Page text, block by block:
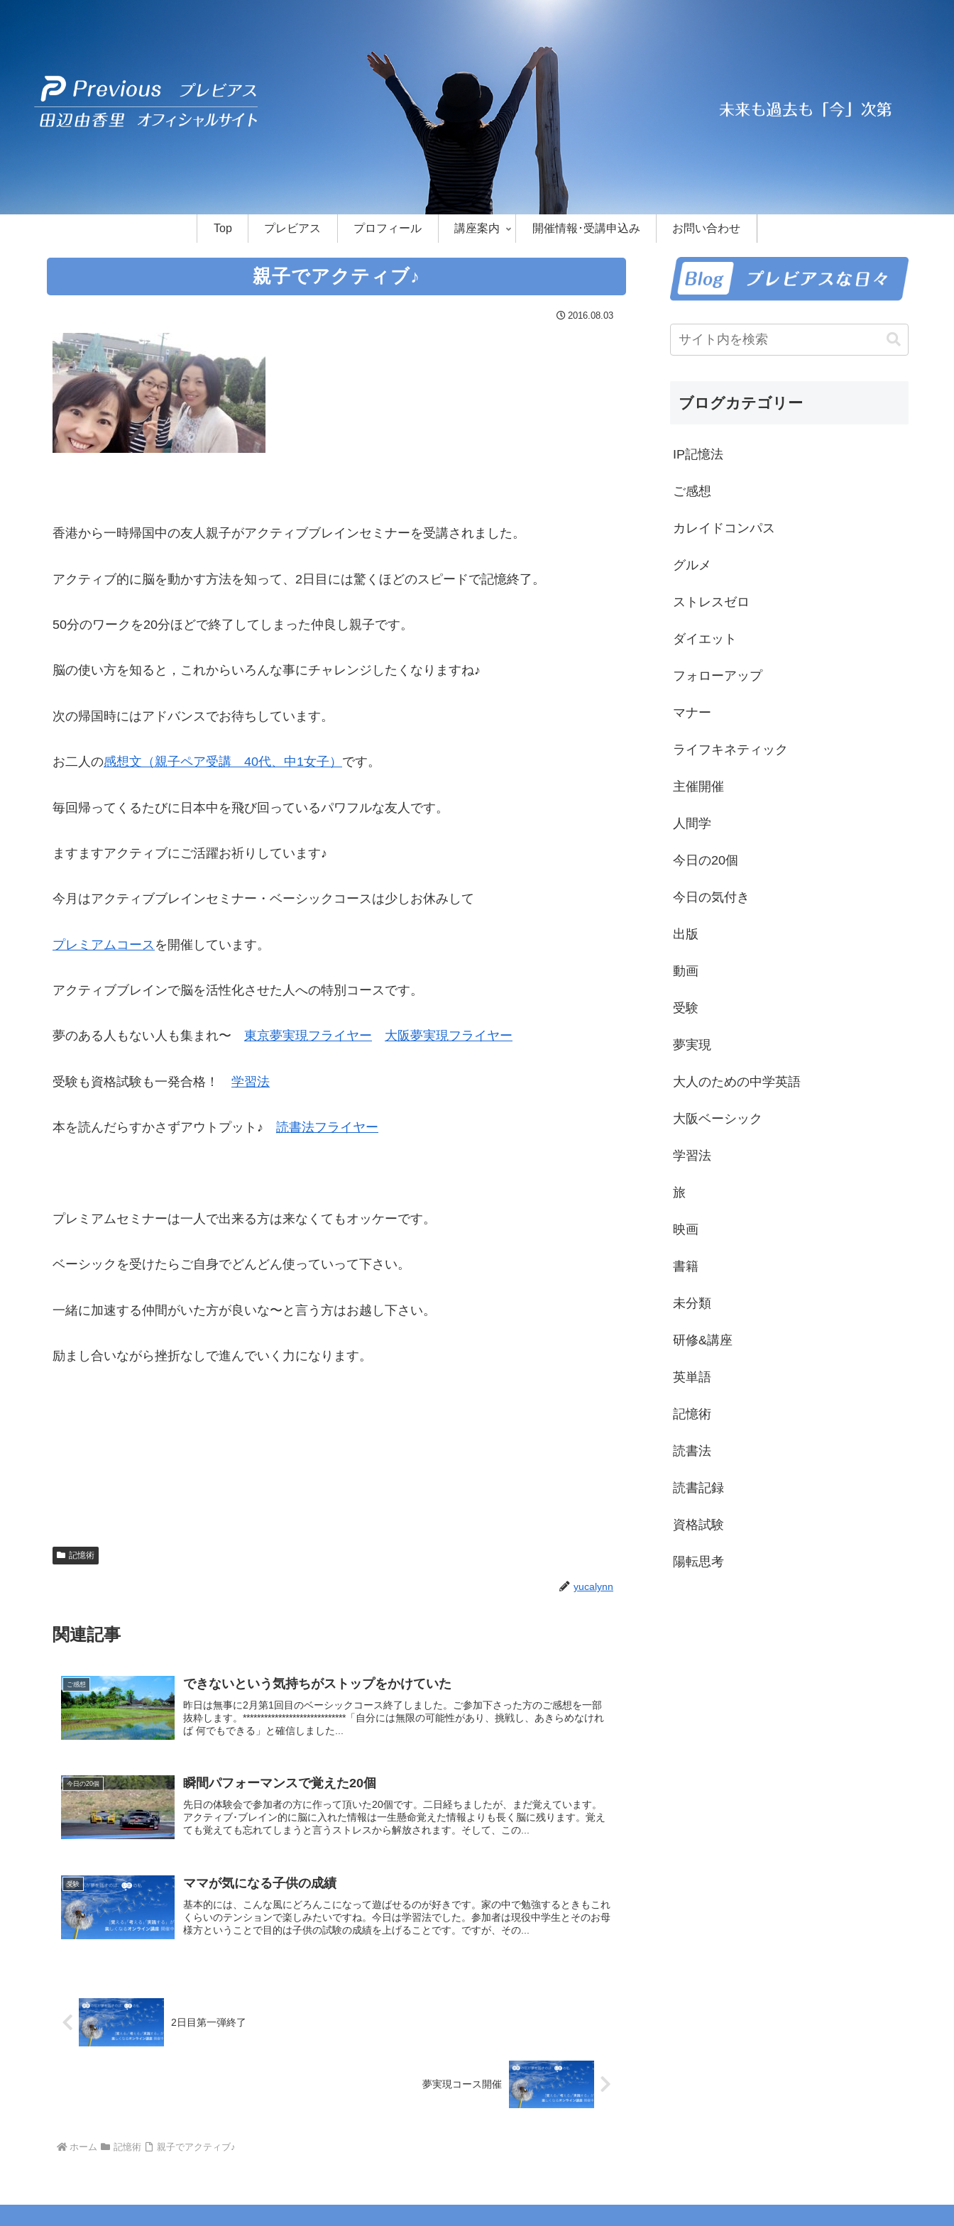
Top プレビアス プロフィール 講座案内 開催情報･受講申込み お問い合わせ
親子でアクティブ♪
2016.08.03
香港から一時帰国中の友人親子がアクティブブレインセミナーを受講されました。
アクティブ的に脳を動かす方法を知って、2日目には驚くほどのスピードで記憶終了。
50分のワークを20分ほどで終了してしまった仲良し親子です。
脳の使い方を知ると，これからいろんな事にチャレンジしたくなりますね♪
次の帰国時にはアドバンスでお待ちしています。
お二人の感想文（親子ペア受講 40代、中1女子） です。
毎回帰ってくるたびに日本中を飛び回っているパワフルな友人です。
ますますアクティブにご活躍お祈りしています♪
今月はアクティブブレインセミナー・ベーシックコースは少しお休みして
プレミアムコース を開催しています。
アクティブブレインで脳を活性化させた人への特別コースです。
夢のある人もない人も集まれ〜 東京夢実現フライヤー 大阪夢実現フライヤー
受験も資格試験も一発合格！ 学習法
本を読んだらすかさずアウトプット♪ 読書法フライヤー
プレミアムセミナーは一人で出来る方は来なくてもオッケーです。
ベーシックを受けたらご自身でどんどん使っていって下さい。
一緒に加速する仲間がいた方が良いな〜と言う方はお越し下さい。
励まし合いながら挫折なしで進んでいく力になります。
記憶術
yucalynn
関連記事
ご感想 できないという気持ちがストップをかけていた
昨日は無事に2月第1回目のベーシックコース終了しました。ご参加下さった方のご感想を一部
抜粋します。*****************************「自分には無限の可能性があり、挑戦し、あきらめなけれ
ば 何でもできる」と確信しました...
今日の20個 瞬間パフォーマンスで覚えた20個
先日の体験会で参加者の方に作って頂いた20個です。二日経ちましたが、まだ覚えています。
アクティブ･ブレイン的に脳に入れた情報は一生懸命覚えた情報よりも長く脳に残ります。覚え
ても覚えても忘れてしまうと言うストレスから解放されます。そして、この...
受験 ママが気になる子供の成績
基本的には、こんな風にどろんこになって遊ばせるのが好きです。家の中で勉強するときもこれ
くらいのテンションで楽しみたいですね。今日は学習法でした。参加者は現役中学生とそのお母
様方ということで目的は子供の試験の成績を上げることです。ですが、その...
2日目第一弾終了
夢実現コース開催
ホーム 記憶術 親子でアクティブ♪
ブログカテゴリー
IP記憶法
ご感想
カレイドコンパス
グルメ
ストレスゼロ
ダイエット
フォローアップ
マナー
ライフキネティック
主催開催
人間学
今日の20個
今日の気付き
出版
動画
受験
夢実現
大人のための中学英語
大阪ベーシック
学習法
旅
映画
書籍
未分類
研修&講座
英単語
記憶術
読書法
読書記録
資格試験
陽転思考